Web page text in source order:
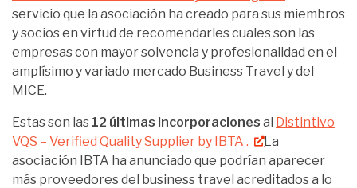
servicio que la asociación ha creado para sus miembros
y socios en virtud de recomendarles cuales son las
empresas con mayor solvencia y profesionalidad en el
amplísimo y variado mercado Business Travel y del
MICE.
Estas son las 12 últimas incorporaciones al Distintivo
VQS – Verified Quality Supplier by IBTA .
La
asociación IBTA ha anunciado que podrían aparecer
más proveedores del business travel acreditados a lo